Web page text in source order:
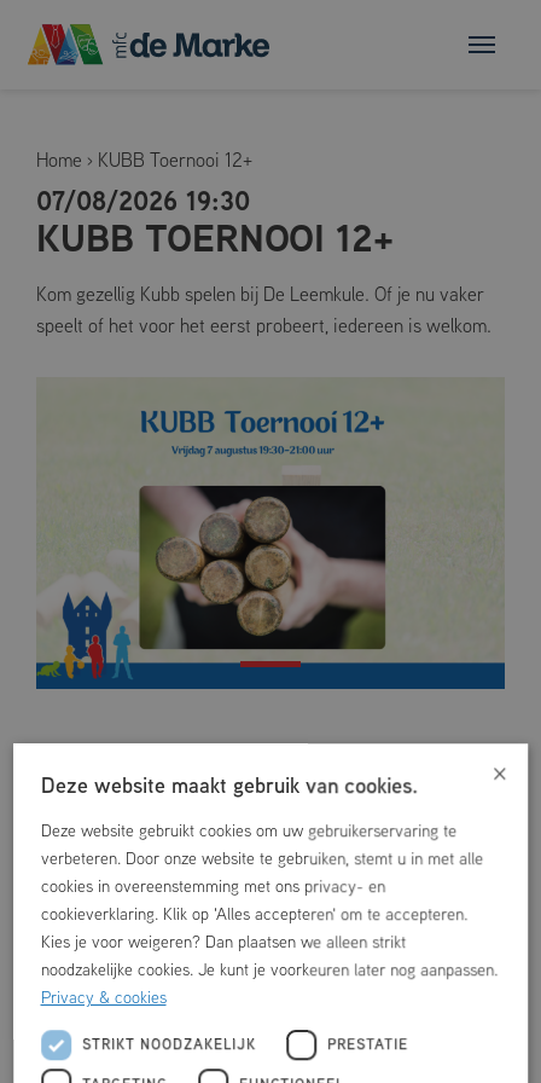
Home › KUBB Toernooi 12+
07/08/2026 19:30
KUBB TOERNOOI 12+
Kom gezellig Kubb spelen bij De Leemkule. Of je nu vaker
speelt of het voor het eerst probeert, iedereen is welkom.
WAT ER NOG MEER TE DOEN IS
×
Deze website maakt gebruik van cookies.
Deze website gebruikt cookies om uw gebruikerservaring te
verbeteren. Door onze website te gebruiken, stemt u in met alle
cookies in overeenstemming met ons privacy- en
cookieverklaring. Klik op 'Alles accepteren' om te accepteren.
Kies je voor weigeren? Dan plaatsen we alleen strikt
noodzakelijke cookies. Je kunt je voorkeuren later nog aanpassen.
Privacy & cookies
STRIKT NOODZAKELIJK PRESTATIE